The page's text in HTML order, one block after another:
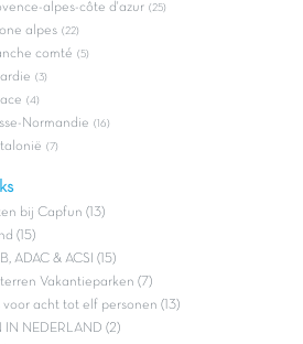
alpes-côte d'azur (25)
alpes (22)
comté (5)
(3)
(4)
Normandie (16)
(7)
bij Capfun (13)
(15)
ADAC & ACSI (15)
Vakantieparken (7)
acht tot elf personen (13)
IN NEDERLAND (2)